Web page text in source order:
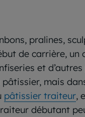
pralines,
de carrière, un
et
mais
pâtissier traiteur,
débutant